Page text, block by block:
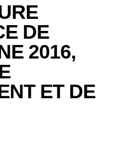
DE
2016,
ET DE